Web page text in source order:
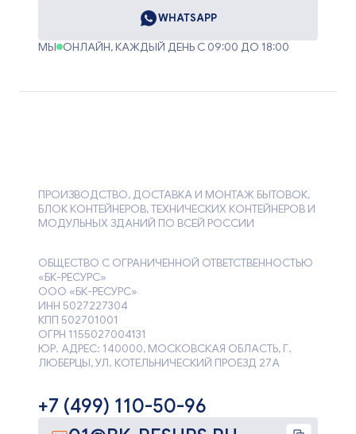
WHATSAPP
МЫ ОНЛАЙН, КАЖДЫЙ ДЕНЬ С 09:00 ДО 18:00
ПРОИЗВОДСТВО, ДОСТАВКА И МОНТАЖ БЫТОВОК,
БЛОК КОНТЕЙНЕРОВ, ТЕХНИЧЕСКИХ КОНТЕЙНЕРОВ И
МОДУЛЬНЫХ ЗДАНИЙ ПО ВСЕЙ РОССИИ
ОБЩЕСТВО С ОГРАНИЧЕННОЙ ОТВЕТСТВЕННОСТЬЮ
«БК-РЕСУРС»
ООО «БК-РЕСУРС»
ИНН 5027227304
КПП 502701001
ОГРН 1155027004131
ЮР. АДРЕС: 140000, МОСКОВСКАЯ ОБЛАСТЬ, Г.
ЛЮБЕРЦЫ, УЛ. КОТЕЛЬНИЧЕСКИЙ ПРОЕЗД 27А
+7 (499) 110-50-96